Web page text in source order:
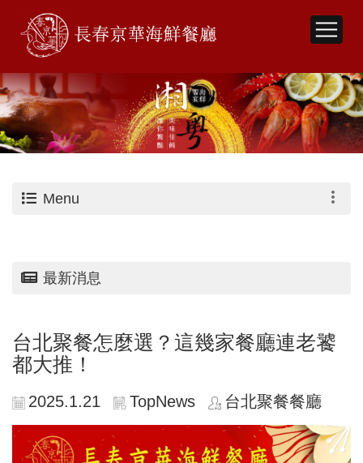
Menu
最新消息
台北聚餐怎麼選？這幾家餐廳連老饕
都大推！
2025.1.21 TopNews 台北聚餐餐廳